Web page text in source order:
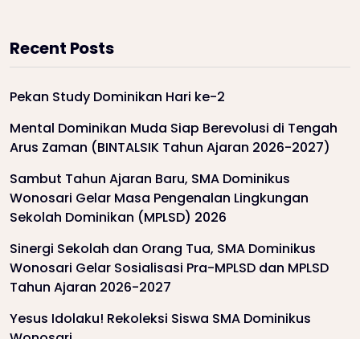
Recent Posts
Pekan Study Dominikan Hari ke-2
Mental Dominikan Muda Siap Berevolusi di Tengah
Arus Zaman (BINTALSIK Tahun Ajaran 2026-2027)
Sambut Tahun Ajaran Baru, SMA Dominikus
Wonosari Gelar Masa Pengenalan Lingkungan
Sekolah Dominikan (MPLSD) 2026
Sinergi Sekolah dan Orang Tua, SMA Dominikus
Wonosari Gelar Sosialisasi Pra-MPLSD dan MPLSD
Tahun Ajaran 2026-2027
Yesus Idolaku! Rekoleksi Siswa SMA Dominikus